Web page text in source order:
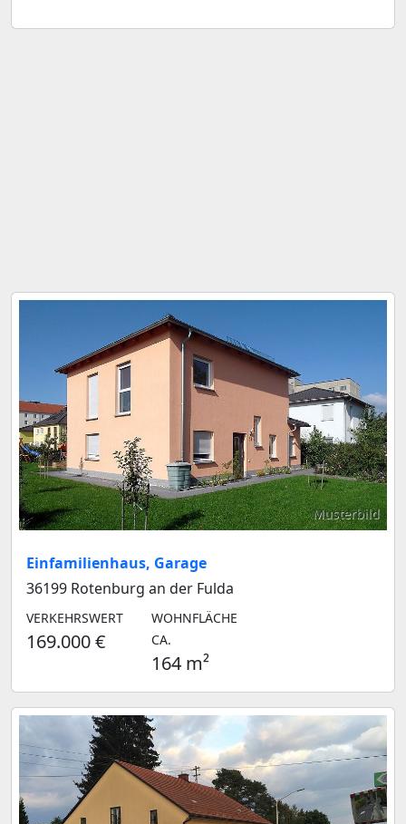
Musterbild
Einfamilienhaus, Garage
36199 Rotenburg an der Fulda
VERKEHRSWERT
169.000 €
WOHNFLÄCHE
CA.
164 m²